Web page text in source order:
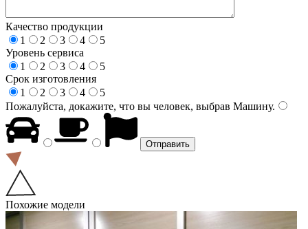
Качество продукции
1
2 3 4
5
Уровень сервиса
1
2 3 4
5
Срок изготовления
1
2 3 4
5
Пожалуйста, докажите, что вы человек, выбрав Машину.
Похожие модели